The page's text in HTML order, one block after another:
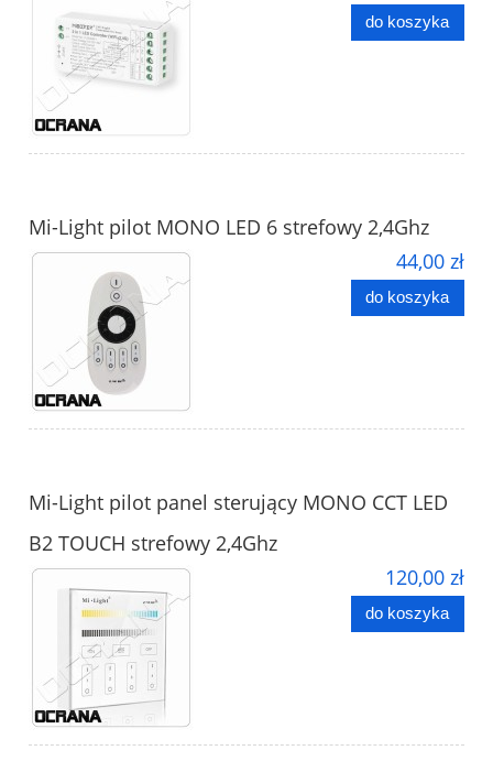
do koszyka
Mi-Light pilot MONO LED 6 strefowy 2,4Ghz
44,00 zł
do koszyka
Mi-Light pilot panel sterujący MONO CCT LED
B2 TOUCH strefowy 2,4Ghz
120,00 zł
do koszyka